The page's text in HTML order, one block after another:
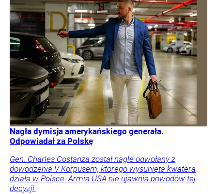
Nagła dymisja amerykańskiego generała.
Odpowiadał za Polskę
Gen. Charles Costanza został nagle odwołany z
dowodzenia V Korpusem, którego wysunięta kwatera
działa w Polsce. Armia USA nie ujawnia powodów tej
decyzji.